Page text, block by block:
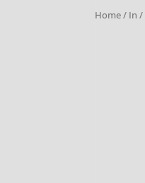
Home/ In /